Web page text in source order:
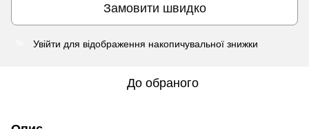
Замовити швидко
Увійти для відображення накопичувальної знижки
До обраного